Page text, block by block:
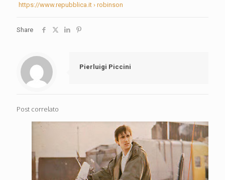
https://www.repubblica.it › robinson
Share
Pierluigi Piccini
Post correlato